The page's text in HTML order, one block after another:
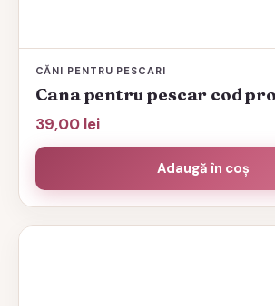
CĂNI PENTRU PESCARI
Cana pentru pescar cod
39,00 lei
Adaugă în coș